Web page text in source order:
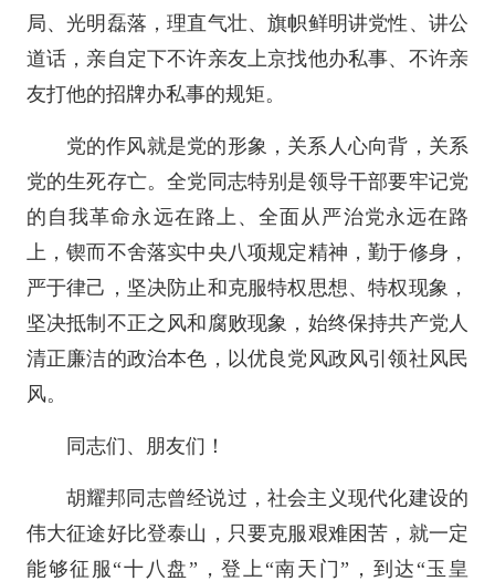
局、光明磊落，理直气壮、旗帜鲜明讲党性、讲公
道话，亲自定下不许亲友上京找他办私事、不许亲
友打他的招牌办私事的规矩。
党的作风就是党的形象，关系人心向背，关系
党的生死存亡。全党同志特别是领导干部要牢记党
的自我革命永远在路上、全面从严治党永远在路
上，锲而不舍落实中央八项规定精神，勤于修身，
严于律己，坚决防止和克服特权思想、特权现象，
坚决抵制不正之风和腐败现象，始终保持共产党人
清正廉洁的政治本色，以优良党风政风引领社风民
风。
同志们、朋友们！
胡耀邦同志曾经说过，社会主义现代化建设的
伟大征途好比登泰山，只要克服艰难困苦，就一定
能够征服“十八盘”，登上“南天门”，到达“玉皇